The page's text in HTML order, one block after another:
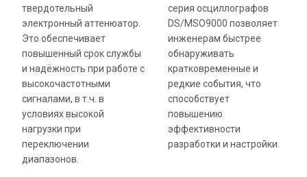
твердотельный
электронный аттенюатор.
Это обеспечивает
повышенный срок службы
и надёжность при работе с
высокочастотными
сигналами, в т.ч. в
условиях высокой
нагрузки при
переключении
диапазонов.
серия осциллографов
DS/MSO9000 позволяет
инженерам быстрее
обнаруживать
кратковременные и
редкие события, что
способствует
повышению
эффективности
разработки и настройки.